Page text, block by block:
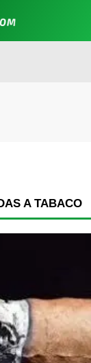
A TABACO